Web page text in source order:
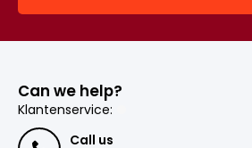
Can we help?
Klantenservice:
Call us